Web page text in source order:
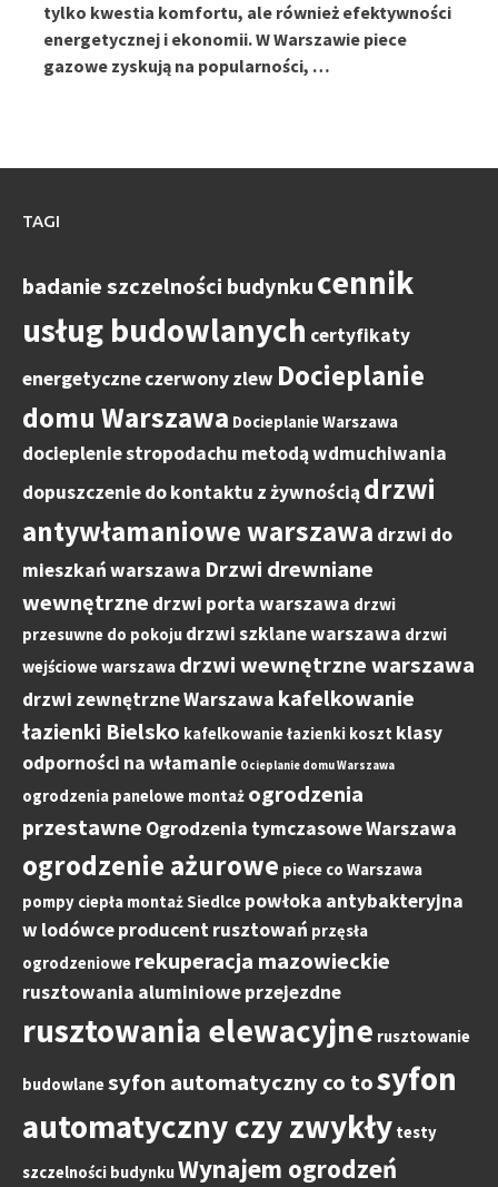
tylko kwestia komfortu, ale również efektywności
energetycznej i ekonomii. W Warszawie piece
gazowe zyskują na popularności, …
TAGI
badanie szczelności budynkucennik
usług budowlanych certyfikaty
energetyczneczerwony zlew Docieplanie
domu Warszawa Docieplanie Warszawa
docieplenie stropodachu metodą wdmuchiwania
dopuszczenie do kontaktu z żywnościądrzwi
antywłamaniowe warszawa drzwi do
mieszkań warszawa Drzwi drewniane
wewnętrzne drzwi porta warszawa drzwi
przesuwne do pokoju drzwi szklane warszawa drzwi
wejściowe warszawa drzwi wewnętrzne warszawa
drzwi zewnętrzne Warszawa kafelkowanie
łazienki Bielsko kafelkowanie łazienki koszt klasy
odporności na włamanie Ocieplanie domu Warszawa
ogrodzenia panelowe montaż ogrodzenia
przestawne Ogrodzenia tymczasowe Warszawa
ogrodzenie ażurowe piece co Warszawa
pompy ciepła montaż Siedlce powłoka antybakteryjna
w lodówceproducent rusztowań przęsła
ogrodzeniowe rekuperacja mazowieckie
rusztowania aluminiowe przejezdne
rusztowania elewacyjne rusztowanie
budowlanesyfon automatyczny co tosyfon
automatyczny czy zwykły testy
szczelności budynkuWynajem ogrodzeń